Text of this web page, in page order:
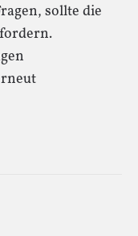
sollte die